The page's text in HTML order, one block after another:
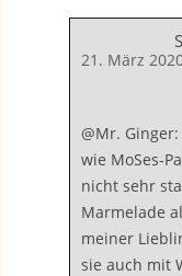
21. März
@Mr.
wie MoSes-
nicht sehr
Marmelade
meiner
sie auch mit